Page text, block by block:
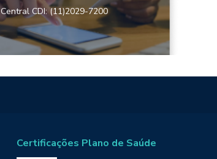
Central CDI: (11)2029-7200
Certificações Plano de Saúde